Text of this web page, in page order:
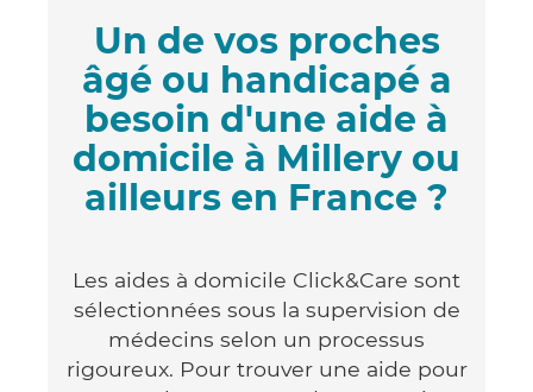
Un de vos proches
âgé ou handicapé a
besoin d'une aide à
domicile à Millery ou
ailleurs en France ?
Les aides à domicile Click&Care sont
sélectionnées sous la supervision de
médecins selon un processus
rigoureux. Pour trouver une aide pour